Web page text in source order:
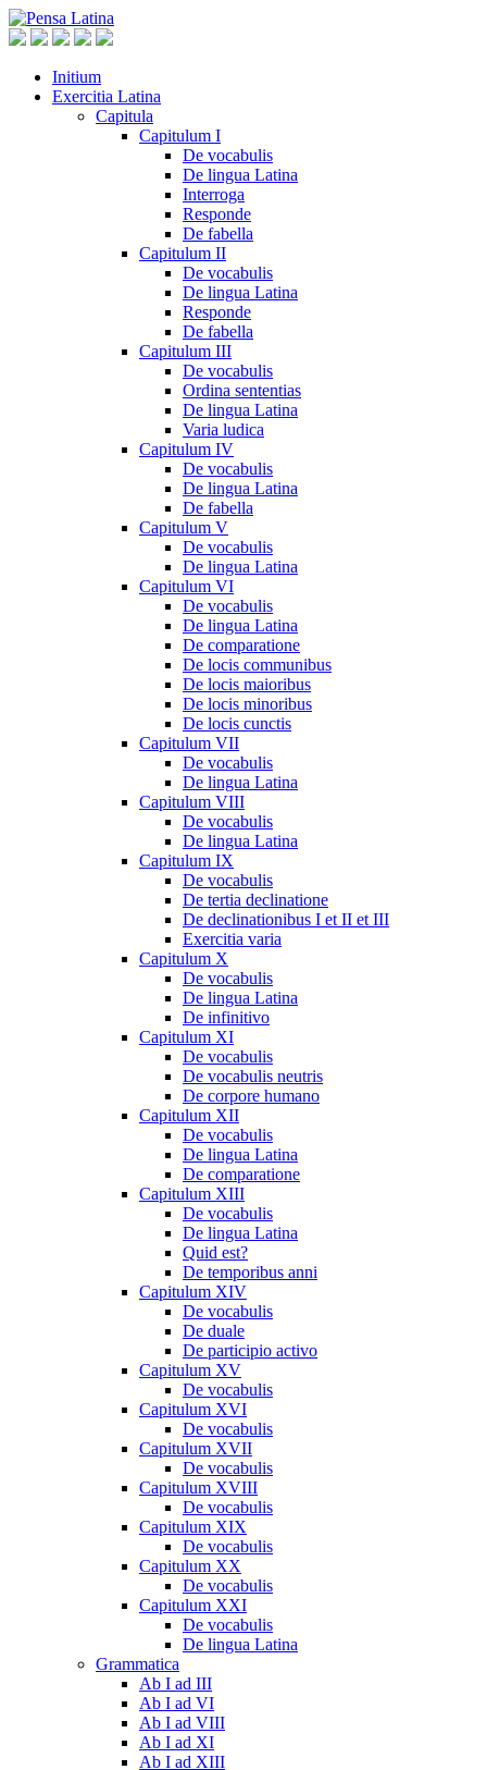
Initium
Exercitia Latina
Capitula
Capitulum I
De vocabulis
De lingua Latina
Interroga
Responde
De fabella
Capitulum II
De vocabulis
De lingua Latina
Responde
De fabella
Capitulum III
De vocabulis
Ordina sententias
De lingua Latina
Varia ludica
Capitulum IV
De vocabulis
De lingua Latina
De fabella
Capitulum V
De vocabulis
De lingua Latina
Capitulum VI
De vocabulis
De lingua Latina
De comparatione
De locis communibus
De locis maioribus
De locis minoribus
De locis cunctis
Capitulum VII
De vocabulis
De lingua Latina
Capitulum VIII
De vocabulis
De lingua Latina
Capitulum IX
De vocabulis
De tertia declinatione
De declinationibus I et II et III
Exercitia varia
Capitulum X
De vocabulis
De lingua Latina
De infinitivo
Capitulum XI
De vocabulis
De vocabulis neutris
De corpore humano
Capitulum XII
De vocabulis
De lingua Latina
De comparatione
Capitulum XIII
De vocabulis
De lingua Latina
Quid est?
De temporibus anni
Capitulum XIV
De vocabulis
De duale
De participio activo
Capitulum XV
De vocabulis
Capitulum XVI
De vocabulis
Capitulum XVII
De vocabulis
Capitulum XVIII
De vocabulis
Capitulum XIX
De vocabulis
Capitulum XX
De vocabulis
Capitulum XXI
De vocabulis
De lingua Latina
Grammatica
Ab I ad III
Ab I ad VI
Ab I ad VIII
Ab I ad XI
Ab I ad XIII